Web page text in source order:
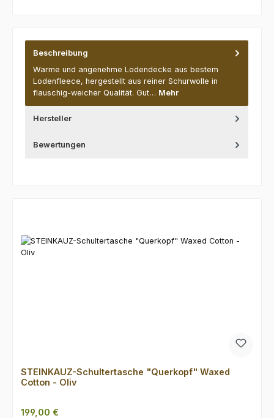
Beschreibung
Warme und angenehme Lodendecke aus bestem
Lodenfleece, hergestellt aus reiner Schurwolle in
flauschig-weicher Qualität. Gut… Mehr
Hersteller
Bewertungen
STEINKAUZ-Schultertasche "Querkopf" Waxed
Cotton - Oliv
Regulärer Preis:
199,00 €